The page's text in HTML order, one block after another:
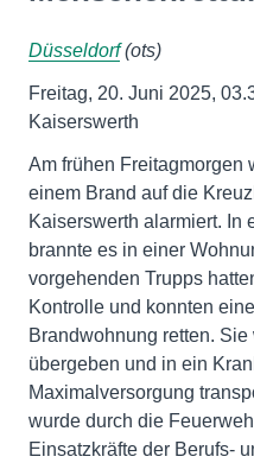
Düsseldorf(ots)
Freitag, 20. Juni 2025,
Kaiserswerth
Am frühen Freitagmorgen
einem Brand auf die
Kaiserswerth alarmiert. In
brannte es in einer
vorgehenden Trupps
Kontrolle und konnten
Brandwohnung retten.
übergeben und in ein
Maximalversorgung
wurde durch die
Einsatzkräfte der Berufs-